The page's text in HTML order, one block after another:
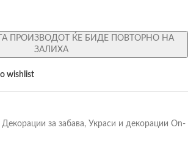
ПРОИЗВОДОТ ЌЕ БИДЕ ПОВТОРНО НА
ЗАЛИХА
wishlist
Декорации за забава, Украси и декорации On-